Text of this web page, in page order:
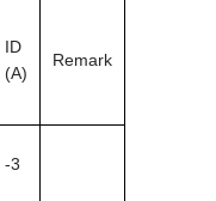
ID
(A)
Remark
-3